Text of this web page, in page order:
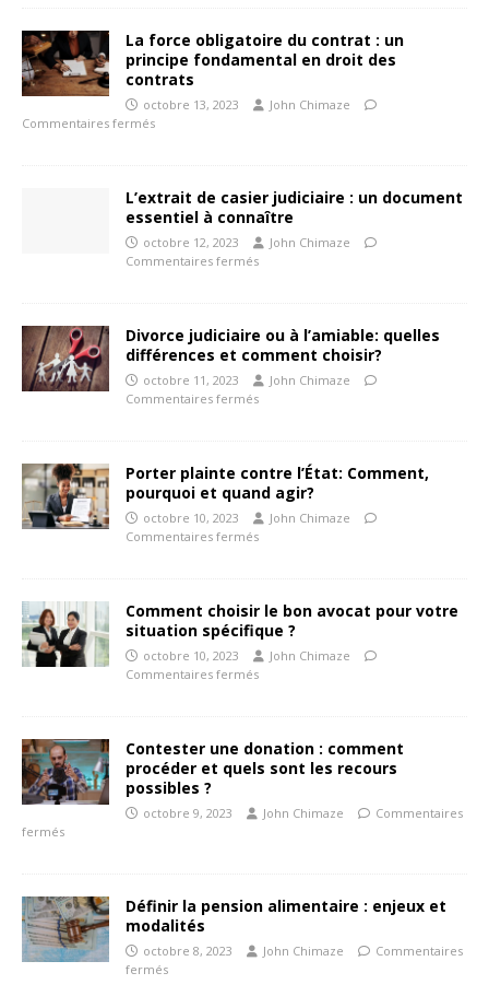
La force obligatoire du contrat : un
principe fondamental en droit des
contrats
octobre 13, 2023
John Chimaze
Commentaires fermés
L’extrait de casier judiciaire : un document
essentiel à connaître
octobre 12, 2023
John Chimaze
Commentaires fermés
Divorce judiciaire ou à l’amiable: quelles
différences et comment choisir?
octobre 11, 2023
John Chimaze
Commentaires fermés
Porter plainte contre l’État: Comment,
pourquoi et quand agir?
octobre 10, 2023
John Chimaze
Commentaires fermés
Comment choisir le bon avocat pour votre
situation spécifique ?
octobre 10, 2023
John Chimaze
Commentaires fermés
Contester une donation : comment
procéder et quels sont les recours
possibles ?
octobre 9, 2023 John Chimaze
Commentaires
fermés
Définir la pension alimentaire : enjeux et
modalités
octobre 8, 2023 John Chimaze
Commentaires
fermés